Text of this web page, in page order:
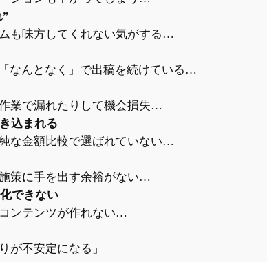
も味方してくれない気がする…
なんとなく」で出稿を続けている…
業で漏れたりして機会損失…
込まれる
な金額比較で選ばれていない…
策に手を出す余裕がない…
できない
ンテンツが作れない…
が不安定になる」